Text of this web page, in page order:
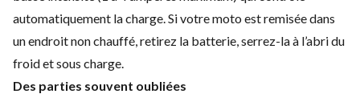
automatiquement la charge. Si votre moto est remisée dans
un endroit non chauffé, retirez la batterie, serrez-la à l’abri du
froid et sous charge.
Des parties souvent oubliées